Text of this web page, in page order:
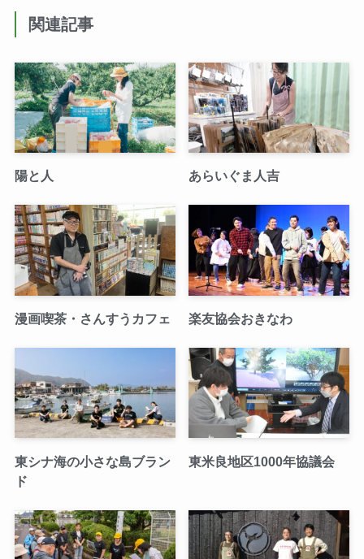
関連記事
陽と人 あらいぐま人吉
漫画喫茶・さんすうカフェ 楽友協会おきなわ
東シナ海の小さな島ブラン
ド
東米良地区1000年協議会